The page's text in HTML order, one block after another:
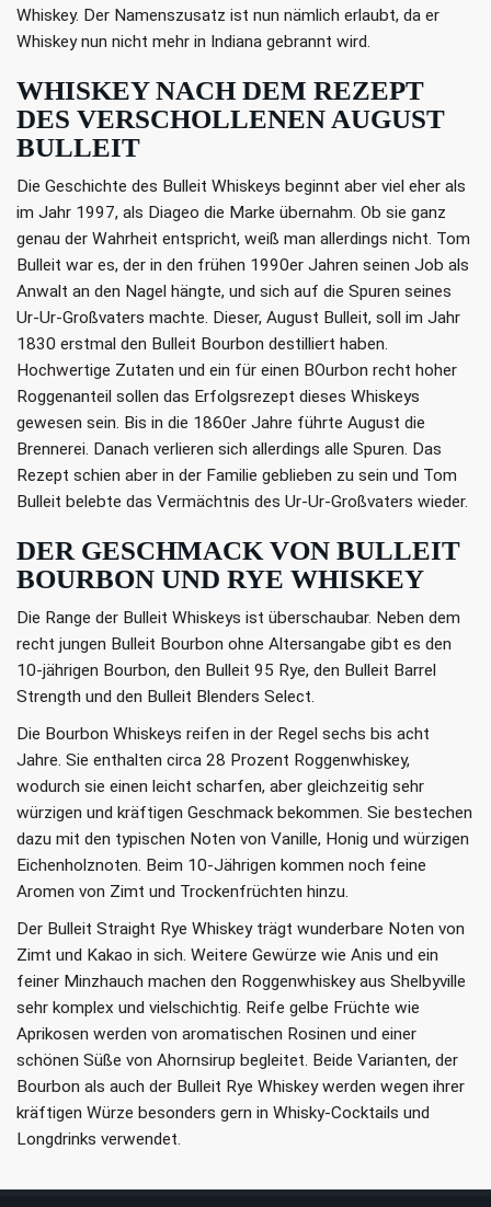
Whiskey. Der Namenszusatz ist nun nämlich erlaubt, da er
Whiskey nun nicht mehr in Indiana gebrannt wird.
WHISKEY NACH DEM REZEPT
DES VERSCHOLLENEN AUGUST
BULLEIT
Die Geschichte des Bulleit Whiskeys beginnt aber viel eher als
im Jahr 1997, als Diageo die Marke übernahm. Ob sie ganz
genau der Wahrheit entspricht, weiß man allerdings nicht. Tom
Bulleit war es, der in den frühen 1990er Jahren seinen Job als
Anwalt an den Nagel hängte, und sich auf die Spuren seines
Ur-Ur-Großvaters machte. Dieser, August Bulleit, soll im Jahr
1830 erstmal den Bulleit Bourbon destilliert haben.
Hochwertige Zutaten und ein für einen BOurbon recht hoher
Roggenanteil sollen das Erfolgsrezept dieses Whiskeys
gewesen sein. Bis in die 1860er Jahre führte August die
Brennerei. Danach verlieren sich allerdings alle Spuren. Das
Rezept schien aber in der Familie geblieben zu sein und Tom
Bulleit belebte das Vermächtnis des Ur-Ur-Großvaters wieder.
DER GESCHMACK VON BULLEIT
BOURBON UND RYE WHISKEY
Die Range der Bulleit Whiskeys ist überschaubar. Neben dem
recht jungen Bulleit Bourbon ohne Altersangabe gibt es den
10-jährigen Bourbon, den Bulleit 95 Rye, den Bulleit Barrel
Strength und den Bulleit Blenders Select.
Die Bourbon Whiskeys reifen in der Regel sechs bis acht
Jahre. Sie enthalten circa 28 Prozent Roggenwhiskey,
wodurch sie einen leicht scharfen, aber gleichzeitig sehr
würzigen und kräftigen Geschmack bekommen. Sie bestechen
dazu mit den typischen Noten von Vanille, Honig und würzigen
Eichenholznoten. Beim 10-Jährigen kommen noch feine
Aromen von Zimt und Trockenfrüchten hinzu.
Der Bulleit Straight Rye Whiskey trägt wunderbare Noten von
Zimt und Kakao in sich. Weitere Gewürze wie Anis und ein
feiner Minzhauch machen den Roggenwhiskey aus Shelbyville
sehr komplex und vielschichtig. Reife gelbe Früchte wie
Aprikosen werden von aromatischen Rosinen und einer
schönen Süße von Ahornsirup begleitet. Beide Varianten, der
Bourbon als auch der Bulleit Rye Whiskey werden wegen ihrer
kräftigen Würze besonders gern in Whisky-Cocktails und
Longdrinks verwendet.